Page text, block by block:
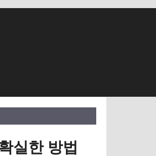
실한 방법